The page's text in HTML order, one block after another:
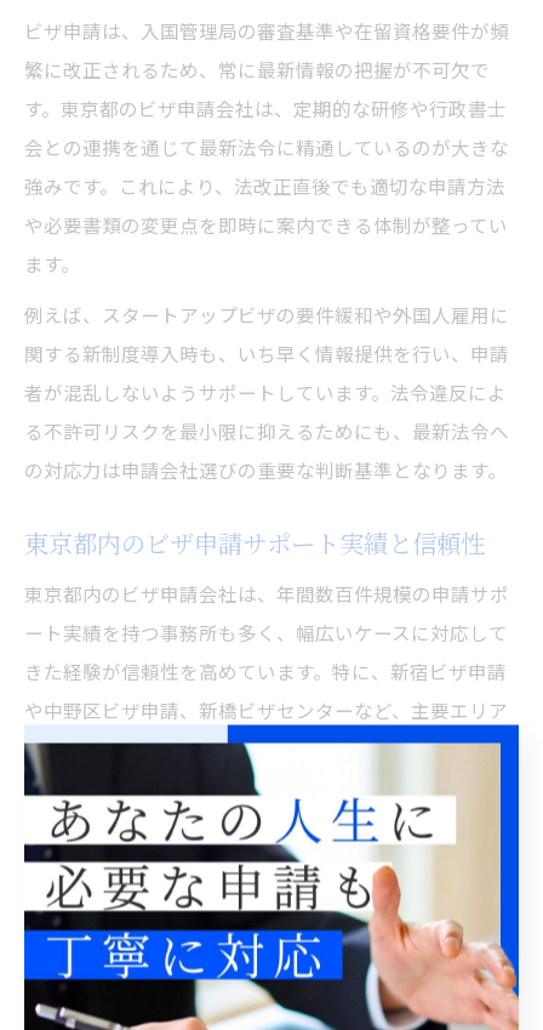
ビザ申請は、入国管理局の審査基準や在留資格要件が頻
繁に改正されるため、常に最新情報の把握が不可欠で
す。東京都のビザ申請会社は、定期的な研修や行政書士
会との連携を通じて最新法令に精通しているのが大きな
強みです。これにより、法改正直後でも適切な申請方法
や必要書類の変更点を即時に案内できる体制が整ってい
ます。
例えば、スタートアップビザの要件緩和や外国人雇用に
関する新制度導入時も、いち早く情報提供を行い、申請
者が混乱しないようサポートしています。法令違反によ
る不許可リスクを最小限に抑えるためにも、最新法令へ
の対応力は申請会社選びの重要な判断基準となります。
東京都内のビザ申請サポート実績と信頼性
東京都内のビザ申請会社は、年間数百件規模の申請サポ
ート実績を持つ事務所も多く、幅広いケースに対応して
きた経験が信頼性を高めています。特に、新宿ビザ申請
や中野区ビザ申請、新橋ビザセンターなど、主要エリア
での実績が豊富な会社は、地元の行政機関との連携や地
域特性に合わせたアドバイスも可能です。
信頼できるビザ申請会社は、過去の成功事例や利用者の
声を公開しており、「初めての会社設立でも安心して任
せられた」「ビザ更新時の会社書類準備もサポートが手
厚かった」といった評価が集まっています。実績の多さ
は、申請の難易度や内容に応じた柔軟な対応力の証とい